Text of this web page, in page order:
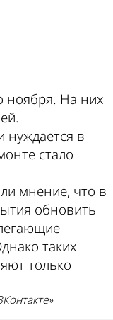
ноября. На них
нуждается в
стало
мнение, что в
обновить
таких
только